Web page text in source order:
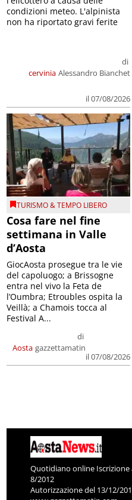
cervinia
di
Alessandro Bianchet
il 07/08/2026
condizioni meteo. L'alpinista
non ha riportato gravi ferite
TURISMO & TEMPO LIBERO
Cosa fare nel fine
settimana in Valle
d’Aosta
Aosta
di
gazzettamatin
il 07/08/2026
GiocAosta prosegue tra le vie
del capoluogo; a Brissogne
entra nel vivo la Feta de
l’Oumbra; Etroubles ospita la
Veillà; a Chamois tocca al
Festival A...
Quotidiano online Iscrizione
8/2012
Autorizzazione del 13/12/